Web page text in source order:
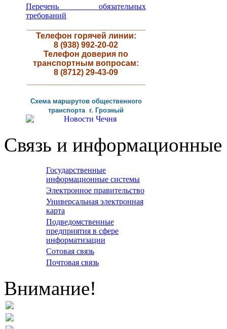
Перечень обязательных
требований
Телефон горячей линии:
8 (938) 992-20-02
Телефон доверия по
транспортным вопросам:
8 (8712) 29-43-09
Схема маршрутов общественного
транспорта г. Грозный
Связь и информационные
Государственные
информационные системы
Электронное правительство
Универсальная электронная
карта
Подведомственные
предприятия в сфере
информатизации
Сотовая связь
Почтовая связь
Внимание!